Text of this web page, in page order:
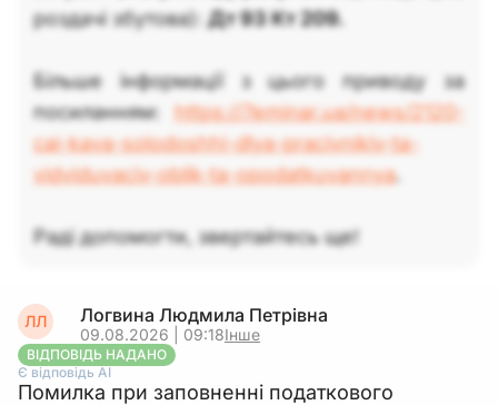
роздачі збутова):Дт 93 Кт 209.
Більше інформації з цього приводу за
посиланням: https://7eminar.ua/news/2120-
cai-kava-solodoshhi-dlya-pracivnikiv-ta-
vidviduvaciv-oblik-ta-opodatkuvannya.
Раді допомогти, звертайтесь ще!
ЛЛ Логвина Людмила Петрівна
09.08.2026 | 09:18Інше
ВІДПОВІДЬ НАДАНО
Є відповідь АІ
Помилка при заповненні податкового